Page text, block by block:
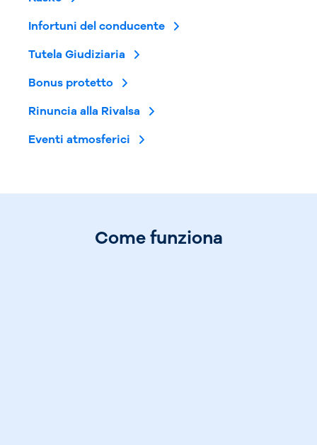
Infortuni del conducente
Tutela Giudiziaria
Bonus protetto
Rinuncia alla Rivalsa
Eventi atmosferici
Come funziona